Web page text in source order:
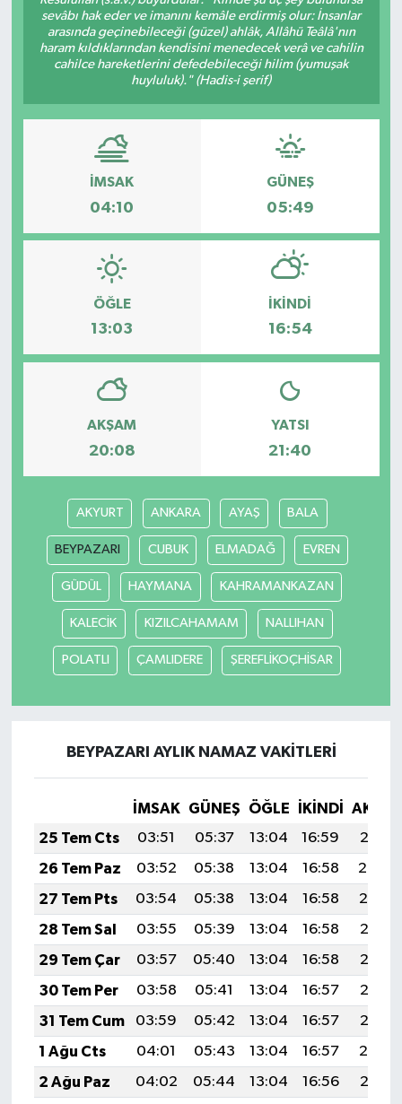
sevâbı hak eder ve imanını kemâle erdirmiş olur: İnsanlar
arasında geçinebileceği (güzel) ahlâk, Allâhü Teâlâ'nın
haram kıldıklarından kendisini menedecek verâ ve cahilin
cahilce hareketlerini defedebileceği hilim (yumuşak
huyluluk)." (Hadis-i şerif)
İMSAK
04:10
GÜNEŞ
05:49
ÖĞLE
13:03
İKINDI
16:54
AKŞAM
20:08
YATSI
21:40
AKYURT ANKARA AYAŞ BALA
BEYPAZARI CUBUK ELMADAĞ EVREN
GÜDÜL HAYMANA KAHRAMANKAZAN
KALECİK KIZILCAHAMAM NALLIHAN
POLATLI ÇAMLIDERE ŞEREFLİKOÇHİSAR
BEYPAZARI AYLIK NAMAZ VAKITLERI
İMSAK GÜNEŞ ÖĞLE İKINDI
25 Tem Cts
03:51 05:37 13:04 16:59
20:21
26 Tem Paz
03:52 05:38 13:04 16:58
20:20
27 Tem Pts
03:54 05:38 13:04 16:58
20:19
28 Tem Sal
03:55 05:39 13:04 16:58
20:18
29 Tem Çar
03:57 05:40 13:04 16:58
20:17
30 Tem Per
03:58 05:41 13:04 16:57
20:16
31 Tem Cum
03:59 05:42 13:04 16:57
20:15
1 Ağu Cts
04:01 05:43 13:04 16:57
20:14
2 Ağu Paz
04:02 05:44 13:04 16:56
20:13
SAĞLIK
BÖLGE
POPÜLER
DÜNYA
TREND
MEDYA
OTOMOTİV
TEKNOLOJİ
KÜLTÜR SANAT